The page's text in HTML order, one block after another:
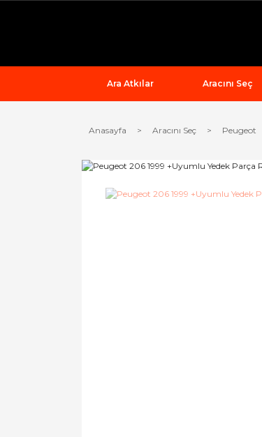
Ara Atkılar Aracını Seç
Anasayfa Aracını Seç Peugeot